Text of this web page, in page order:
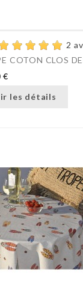
2
COTON CLOS
€
les détails